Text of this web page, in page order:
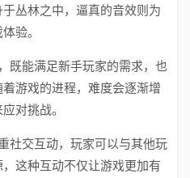
丛林之中，逼真的音效则为
验。
既能满足新手玩家的需求，也
游戏的进程，难度会逐渐增
对挑战。
社交互动，玩家可以与其他玩
这种互动不仅让游戏更加有